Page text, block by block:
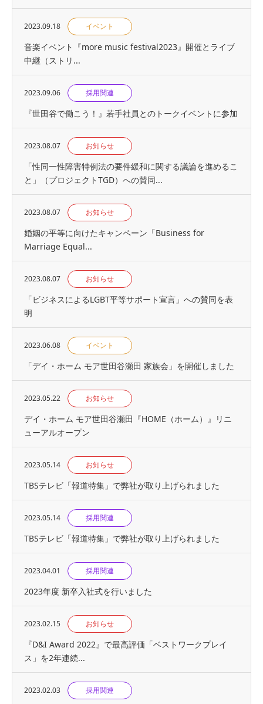
2023.09.18 イベント
音楽イベント『more music festival2023』開催とライブ
中継（ストリ...
2023.09.06 採用関連
『世⽥⾕で働こう！』若手社員とのトークイベントに参加
2023.08.07 お知らせ
「性同一性障害特例法の要件緩和に関する議論を進めるこ
と」（プロジェクトTGD）への賛同...
2023.08.07 お知らせ
婚姻の平等に向けたキャンペーン「Business for
Marriage Equal...
2023.08.07 お知らせ
「ビジネスによるLGBT平等サポート宣言」への賛同を表
明
2023.06.08 イベント
「デイ・ホーム モア世田谷瀬田 家族会」を開催しました
2023.05.22 お知らせ
デイ・ホーム モア世田谷瀬田『HOME（ホーム）』リニ
ューアルオープン
2023.05.14 お知らせ
TBSテレビ「報道特集」で弊社が取り上げられました
2023.05.14 採用関連
TBSテレビ「報道特集」で弊社が取り上げられました
2023.04.01 採用関連
2023年度 新卒入社式を行いました
2023.02.15 お知らせ
『D&I Award 2022』で最高評価「ベストワークプレイ
ス」を2年連続...
2023.02.03 採用関連